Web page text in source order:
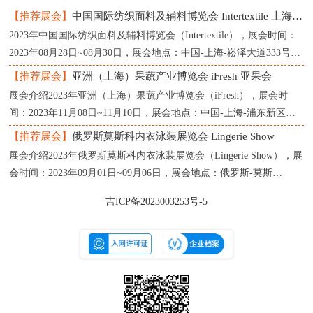
【推荐展会】中国国际纺织面料及辅料博览会 Intertextile 上海纺织展
2023年中国国际纺织面料及辅料博览会（Intertextile），展会时间：
2023年08月28日~08月30日，展会地点：中国-上海-崧泽大道333号-
上海国家会展中心，主办方：中国国际贸促会纺织行业分
【推荐展会】 亚洲（上海）果蔬产业博览会 iFresh 亚果会
展会介绍2023年亚洲（上海）果蔬产业博览会（iFresh），展会时
间：2023年11月08日~11月10日，展会地点：中国-上海-浦东新区龙
阳路2345号-上海新国际博览中心，主办方：亚果会（上海）
【推荐展会】俄罗斯莫斯科内衣泳装展览会 Lingerie Show
展会介绍2023年俄罗斯莫斯科内衣泳装展览会（Lingerie Show），展
会时间：2023年09月01日~09月06日，展会地点：俄罗斯-莫斯
吉ICP备2023003253号-5